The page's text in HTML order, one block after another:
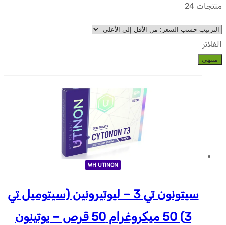
منتجات 24
الفلاتر
منتهي
WH UTINON
سيتونون تي 3 – ليوتيرونين (سيتوميل تي
3) 50 ميكروغرام 50 قرص – يوتينون